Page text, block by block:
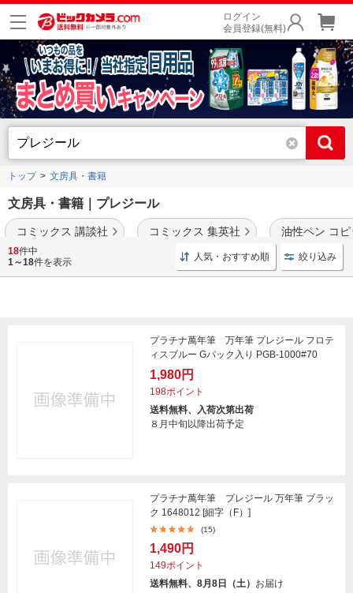
ログイン
会員登録(無料)
トップ 文房具・書籍
文房具・書籍｜プレジール
コミックス 講談社 コミックス 集英社 油性ペン コ
18件中
1～18件を表示 人気・おすすめ順 絞り込み
プラチナ萬年筆 万年筆 プレジール フロテ
ィスブルー Gパック入り PGB-1000#70
1,980円
198ポイント
送料無料、入荷次第出荷
８月中旬以降出荷予定
プラチナ萬年筆 プレジール 万年筆 ブラッ
ク 1648012 [細字（F）]
(15)
1,490円
149ポイント
送料無料、8月8日（土） お届け